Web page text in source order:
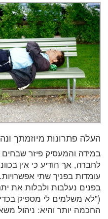
העלה פתרונות מיוזמתך
במידה והמעסיק פיזר
לחברה, אך הודיע כי אין
עומדות בפניך שתי
בפנים נעלבות ולבלות את
("לא משלמים לי מספיק
החכמה יותר והיא: ניהול